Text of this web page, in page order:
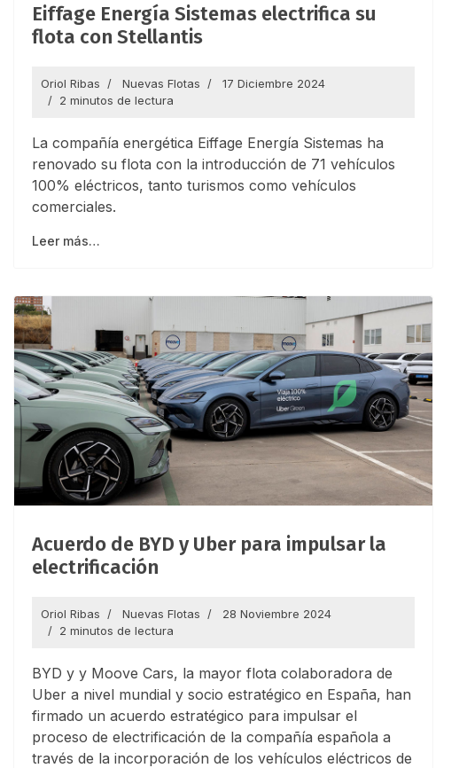
Eiffage Energía Sistemas electrifica su
flota con Stellantis
Oriol Ribas Nuevas Flotas
17 Diciembre 2024
2 minutos de lectura
La compañía energética Eiffage Energía Sistemas ha
renovado su flota con la introducción de 71 vehículos
100% eléctricos, tanto turismos como vehículos
comerciales.
Leer más…
Acuerdo de BYD y Uber para impulsar la
electrificación
Oriol Ribas Nuevas Flotas
28 Noviembre 2024
2 minutos de lectura
BYD y y Moove Cars, la mayor flota colaboradora de
Uber a nivel mundial y socio estratégico en España, han
firmado un acuerdo estratégico para impulsar el
proceso de electrificación de la compañía española a
través de la incorporación de los vehículos eléctricos de